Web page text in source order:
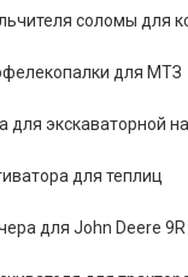
соломы для
для МТЗ
для экскаваторной
для теплиц
для John Deere 9R